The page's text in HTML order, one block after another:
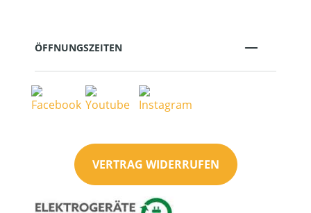
ÖFFNUNGSZEITEN
VERTRAG WIDERRUFEN